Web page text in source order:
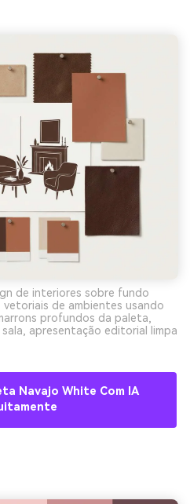
de interiores sobre fundo
vetoriais de ambientes usando
profundos da paleta,
apresentação editorial limpa
Navajo White Com IA